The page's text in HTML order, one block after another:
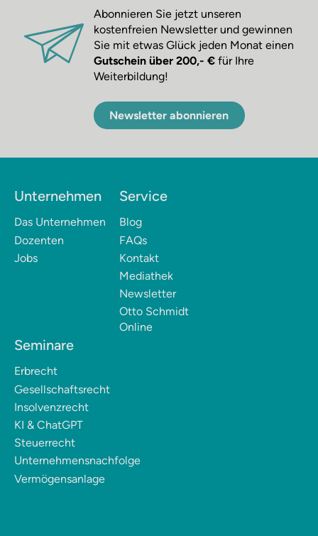
Abonnieren Sie jetzt unseren
kostenfreien Newsletter und gewinnen
Sie mit etwas Glück jeden Monat einen
Gutschein über 200,- € für Ihre
Weiterbildung!
Newsletter abonnieren
Unternehmen
Das Unternehmen
Dozenten
Jobs
Service
Blog
FAQs
Kontakt
Mediathek
Newsletter
Otto Schmidt
Online
Seminare
Erbrecht
Gesellschaftsrecht
Insolvenzrecht
KI & ChatGPT
Steuerrecht
Unternehmensnachfolge
Vermögensanlage